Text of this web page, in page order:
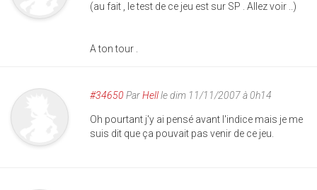
(au fait , le test de ce jeu est sur SP . Allez voir ..)
A ton tour .
#34650 ParHellle dim 11/11/2007 à 0h14
Oh pourtant j'y ai pensé avant l'indice mais je me
suis dit que ça pouvait pas venir de ce jeu.